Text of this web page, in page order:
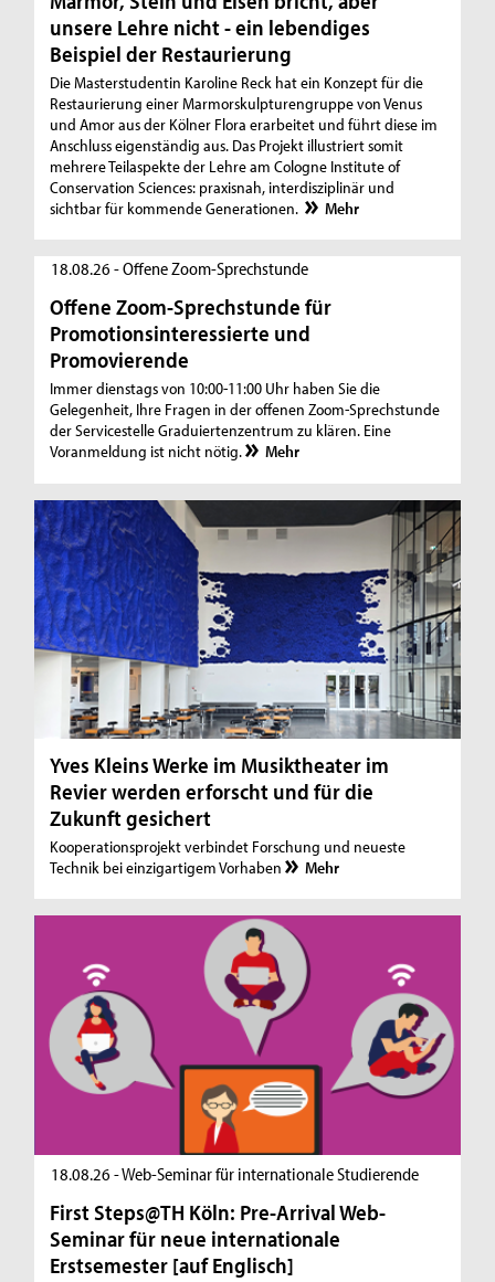
unsere Lehre nicht - ein lebendiges
Beispiel der Restaurierung
Die Masterstudentin Karoline Reck hat ein Konzept für die
Restaurierung einer Marmorskulpturengruppe von Venus
und Amor aus der Kölner Flora erarbeitet und führt diese im
Anschluss eigenständig aus. Das Projekt illustriert somit
mehrere Teilaspekte der Lehre am Cologne Institute of
Conservation Sciences: praxisnah, interdisziplinär und
sichtbar für kommende Generationen.
Mehr
18.08.26 - Offene Zoom-Sprechstunde
Offene Zoom-Sprechstunde für
Promotionsinteressierte und
Promovierende
Immer dienstags von 10:00-11:00 Uhr haben Sie die
Gelegenheit, Ihre Fragen in der offenen Zoom-Sprechstunde
der Servicestelle Graduiertenzentrum zu klären. Eine
Voranmeldung ist nicht nötig.
Mehr
Yves Kleins Werke im Musiktheater im
Revier werden erforscht und für die
Zukunft gesichert
Kooperationsprojekt verbindet Forschung und neueste
Technik bei einzigartigem Vorhaben
Mehr
18.08.26 - Web-Seminar für internationale Studierende
First Steps@TH Köln: Pre-Arrival Web-
Seminar für neue internationale
Erstsemester [auf Englisch]